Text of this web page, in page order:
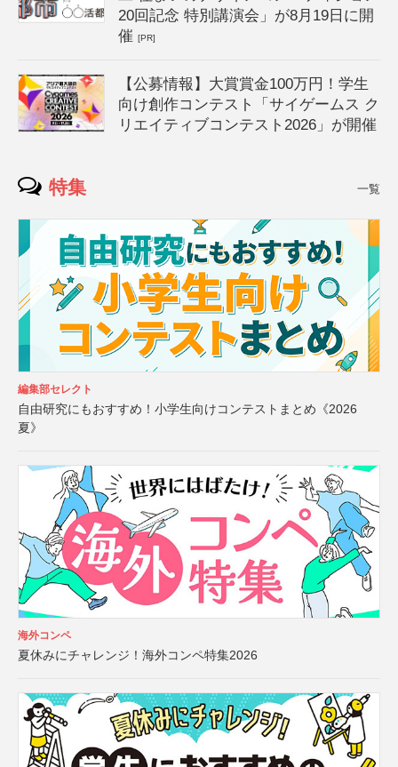
20回記念 特別講演会」が8月19日に開
催[PR]
【公募情報】大賞賞金100万円！学生
向け創作コンテスト「サイゲームス ク
リエイティブコンテスト2026」が開催
特集 一覧
編集部セレクト
自由研究にもおすすめ！小学生向けコンテストまとめ《2026
夏》
海外コンペ
夏休みにチャレンジ！海外コンペ特集2026